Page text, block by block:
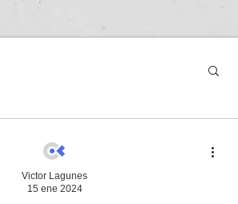
Victor Lagunes
15 ene 2024